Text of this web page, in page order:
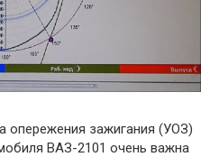
опережения зажигания (УОЗ)
ВАЗ-2101 очень важна